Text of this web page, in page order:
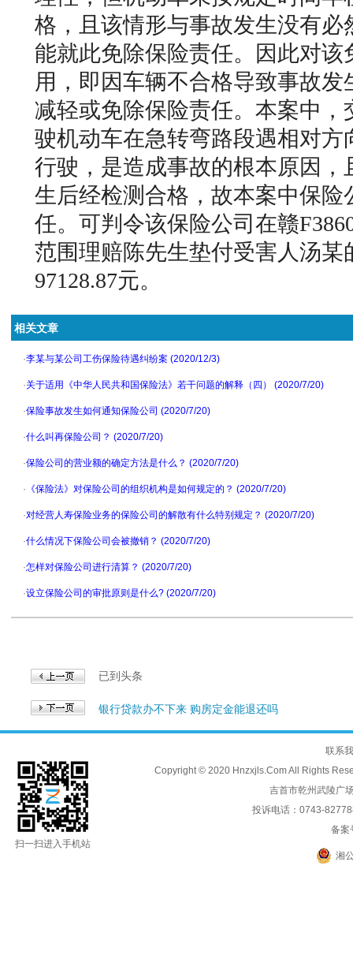
格，且该情形与事故发生没有必
能就此免除保险责任。因此对该
用，即因车辆不合格导致事故
减轻或免除保险责任。本案中，
驶机动车在急转弯路段遇相对方
行驶，是造成事故的根本原因，
生后经检测合格，故本案中保险
任。可判令该保险公司在赣
范围理赔陈先生垫付受害人汤某
97128.87元。
相关文章
·李某与某公司工伤保险待遇纠纷案 (2020/12/3)
·关于适用《中华人民共和国保险法》若干问题的解释（四） (2020/7/20)
·保险事故发生如何通知保险公司 (2020/7/20)
·什么叫再保险公司？ (2020/7/20)
·保险公司的营业额的确定方法是什么？ (2020/7/20)
· 《保险法》对保险公司的组织机构是如何规定的？ (2020/7/20)
·对经营人寿保险业务的保险公司的解散有什么特别规定？ (2020/7/20)
·什么情况下保险公司会被撤销？ (2020/7/20)
·怎样对保险公司进行清算？ (2020/7/20)
·设立保险公司的审批原则是什么? (2020/7/20)
已到头条
银行贷款办不下来 购房定金能退还吗
扫一扫进入手机站
联系
Copyright © 2020 Hnzxjls.Com All Rights
吉首市乾州武陵广
投诉电话：0743-
备案
湘